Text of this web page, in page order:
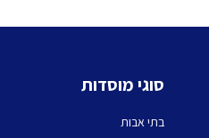
סוגי מוסדות
בתי אבות